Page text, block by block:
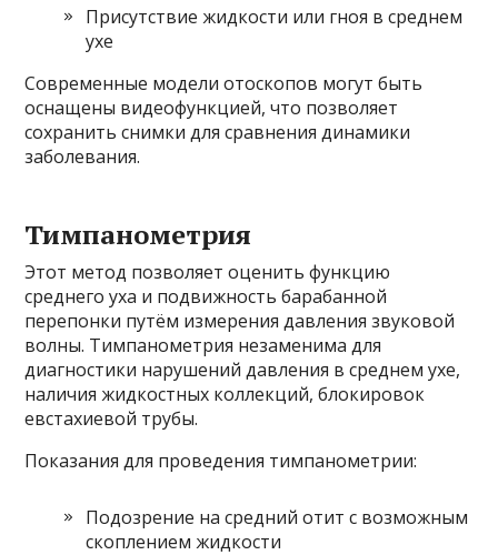
Присутствие жидкости или гноя в среднем
ухе
Современные модели отоскопов могут быть
оснащены видеофункцией, что позволяет
сохранить снимки для сравнения динамики
заболевания.
Тимпанометрия
Этот метод позволяет оценить функцию
среднего уха и подвижность барабанной
перепонки путём измерения давления звуковой
волны. Тимпанометрия незаменима для
диагностики нарушений давления в среднем ухе,
наличия жидкостных коллекций, блокировок
евстахиевой трубы.
Показания для проведения тимпанометрии:
Подозрение на средний отит с возможным
скоплением жидкости